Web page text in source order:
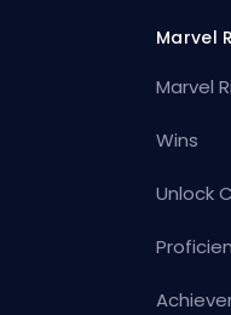
Marvel
Marvel
Wins
Unlock